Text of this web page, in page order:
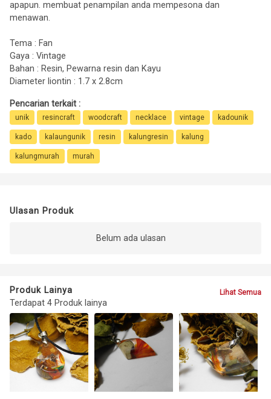
apapun. membuat penampilan anda mempesona dan
menawan.
Tema : Fan
Gaya : Vintage
Bahan : Resin, Pewarna resin dan Kayu
Diameter liontin : 1.7 x 2.8cm
Pencarian terkait :
unik resincraft woodcraft necklace vintage kadounik
kado kalaungunik resin kalungresin kalung
kalungmurah murah
Ulasan Produk
Belum ada ulasan
Produk Lainya
Terdapat 4 Produk lainya
Lihat Semua